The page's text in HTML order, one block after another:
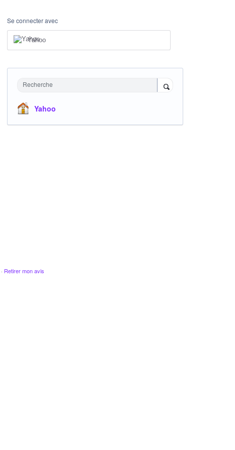
Se connecter avec
Yahoo
Recherche
Yahoo
· Retirer mon avis